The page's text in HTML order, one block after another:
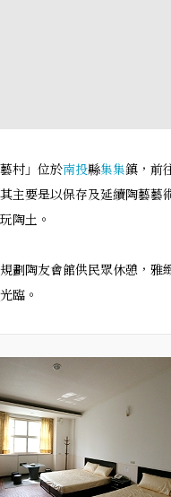
村」位於南投縣集集鎮，前
主要是以保存及延續陶藝藝
陶土。
劃陶友會館供民眾休憩，雅
臨。